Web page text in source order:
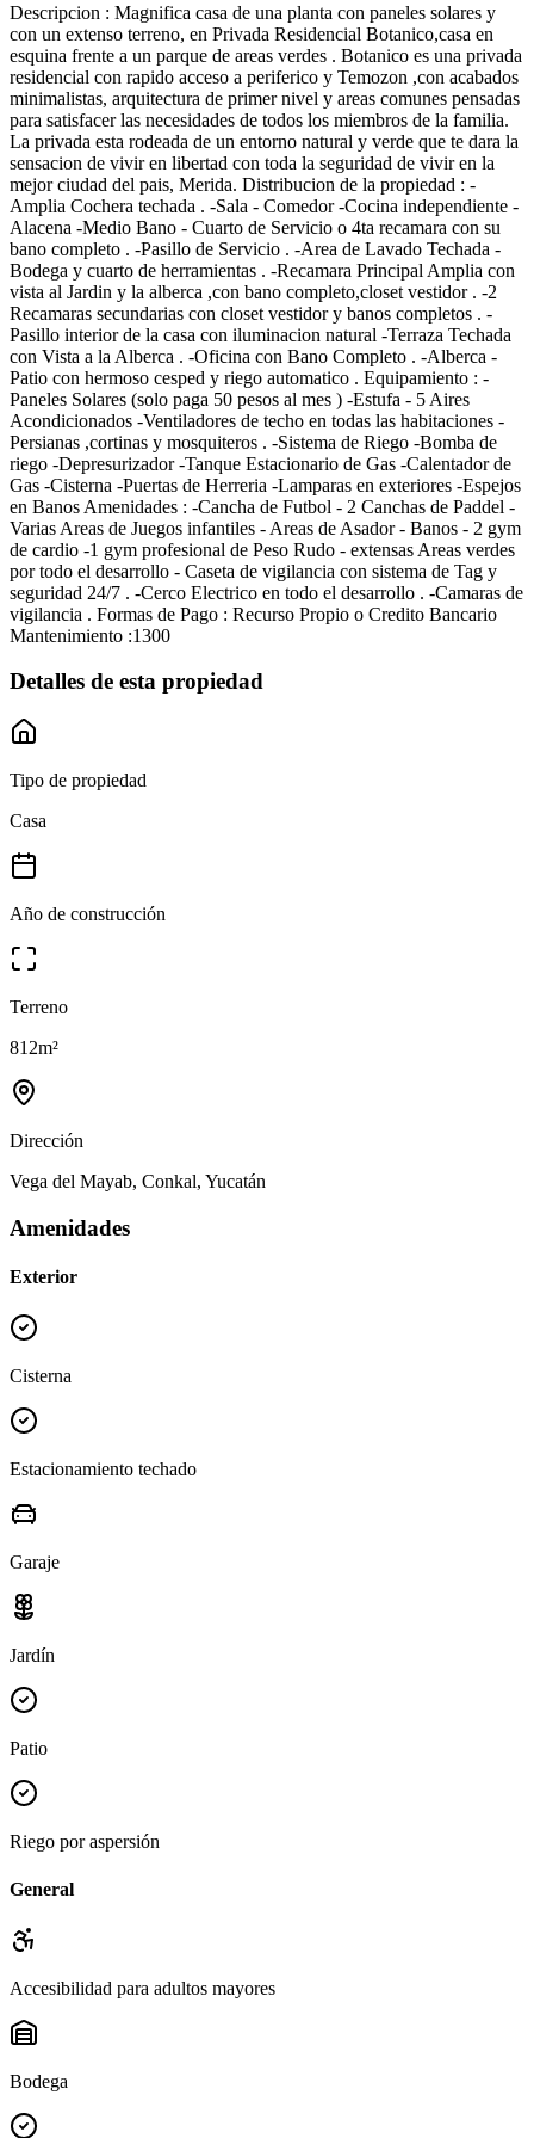
Descripcion : Magnifica casa de una planta con paneles solares y
con un extenso terreno, en Privada Residencial Botanico,casa en
esquina frente a un parque de areas verdes . Botanico es una privada
residencial con rapido acceso a periferico y Temozon ,con acabados
minimalistas, arquitectura de primer nivel y areas comunes pensadas
para satisfacer las necesidades de todos los miembros de la familia.
La privada esta rodeada de un entorno natural y verde que te dara la
sensacion de vivir en libertad con toda la seguridad de vivir en la
mejor ciudad del pais, Merida. Distribucion de la propiedad : -
Amplia Cochera techada . -Sala - Comedor -Cocina independiente -
Alacena -Medio Bano - Cuarto de Servicio o 4ta recamara con su
bano completo . -Pasillo de Servicio . -Area de Lavado Techada -
Bodega y cuarto de herramientas . -Recamara Principal Amplia con
vista al Jardin y la alberca ,con bano completo,closet vestidor . -2
Recamaras secundarias con closet vestidor y banos completos . -
Pasillo interior de la casa con iluminacion natural -Terraza Techada
con Vista a la Alberca . -Oficina con Bano Completo . -Alberca -
Patio con hermoso cesped y riego automatico . Equipamiento : -
Paneles Solares (solo paga 50 pesos al mes ) -Estufa - 5 Aires
Acondicionados -Ventiladores de techo en todas las habitaciones -
Persianas ,cortinas y mosquiteros . -Sistema de Riego -Bomba de
riego -Depresurizador -Tanque Estacionario de Gas -Calentador de
Gas -Cisterna -Puertas de Herreria -Lamparas en exteriores -Espejos
en Banos Amenidades : -Cancha de Futbol - 2 Canchas de Paddel -
Varias Areas de Juegos infantiles - Areas de Asador - Banos - 2 gym
de cardio -1 gym profesional de Peso Rudo - extensas Areas verdes
por todo el desarrollo - Caseta de vigilancia con sistema de Tag y
seguridad 24/7 . -Cerco Electrico en todo el desarrollo . -Camaras de
vigilancia . Formas de Pago : Recurso Propio o Credito Bancario
Mantenimiento :1300
Detalles de esta propiedad
Tipo de propiedad
Casa
Año de construcción
Terreno
812m²
Dirección
Vega del Mayab, Conkal, Yucatán
Amenidades
Exterior
Cisterna
Estacionamiento techado
Garaje
Jardín
Patio
Riego por aspersión
General
Accesibilidad para adultos mayores
Bodega